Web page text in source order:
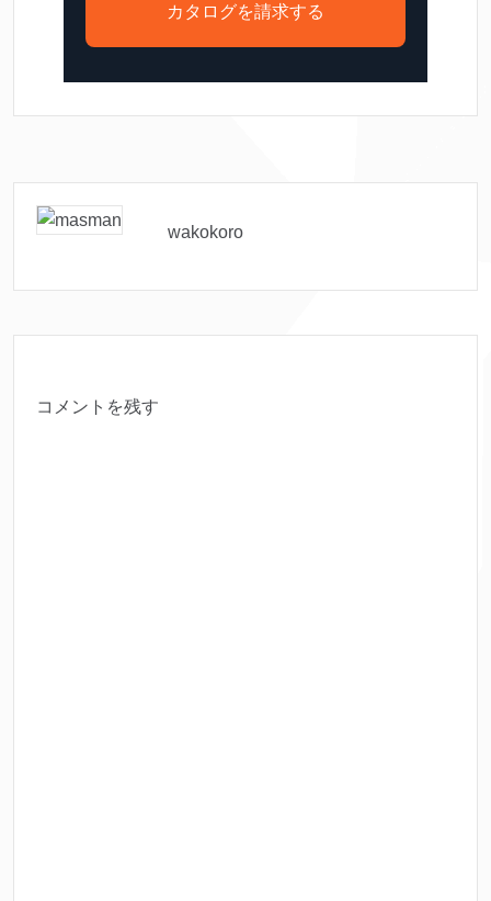
カタログを請求する
wakokoro
コメントを残す